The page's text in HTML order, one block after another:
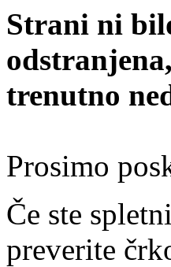
Strani ni
trenutno
Prosimo
Če ste
preverite